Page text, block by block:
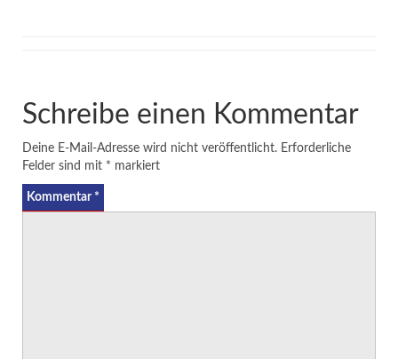
Schreibe einen Kommentar
Deine E-Mail-Adresse wird nicht veröffentlicht. Erforderliche
Felder sind mit * markiert
Kommentar *